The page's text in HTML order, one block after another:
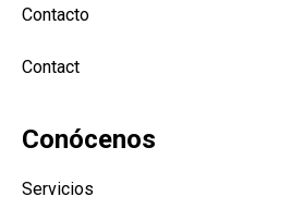
Contacto
Contact
Conócenos
Servicios